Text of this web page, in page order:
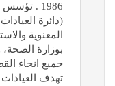
1986 .
(دائرة
المعنوية
بوزارة
جميع انحاء
تهدف العيادات